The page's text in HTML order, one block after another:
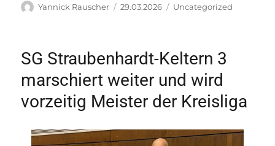
Autor
Yannick Rauscher
Veröffentlicht
29.03.2026 Kategorien
Uncategorized
SG Straubenhardt-Keltern 3
marschiert weiter und wird
vorzeitig Meister der Kreisliga